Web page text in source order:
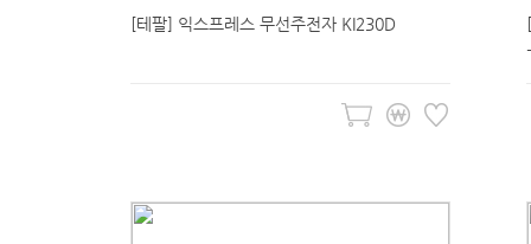
[테팔] 익스프레스 무선주전자 KI230D